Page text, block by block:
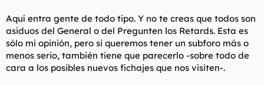
Aquí entra gente de todo tipo. Y no te creas que todos son
asiduos del General o del Pregunten los Retards. Esta es
sólo mi opinión, pero si queremos tener un subforo más o
menos serio, también tiene que parecerlo -sobre todo de
cara a los posibles nuevos fichajes que nos visiten-.